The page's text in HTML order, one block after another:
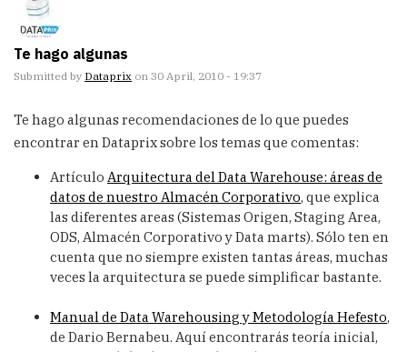
Te hago algunas
Submitted by Dataprix on 30 April, 2010 - 19:37
Te hago algunas recomendaciones de lo que puedes
encontrar en Dataprix sobre los temas que comentas:
Artículo Arquitectura del Data Warehouse: áreas de
datos de nuestro Almacén Corporativo, que explica
las diferentes areas (Sistemas Origen, Staging Area,
ODS, Almacén Corporativo y Data marts). Sólo ten en
cuenta que no siempre existen tantas áreas, muchas
veces la arquitectura se puede simplificar bastante.
Manual de Data Warehousing y Metodología Hefesto,
de Dario Bernabeu. Aquí encontrarás teoría inicial,